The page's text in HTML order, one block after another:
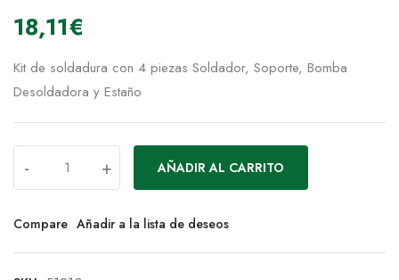
18,11€
Kit de soldadura con 4 piezas Soldador, Soporte, Bomba
Desoldadora y Estaño
- + AÑADIR AL CARRITO
Compare Añadir a la lista de deseos